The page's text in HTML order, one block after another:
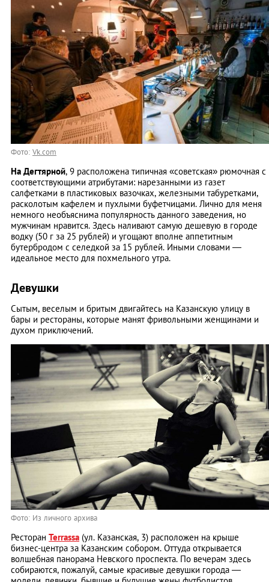
Фото: Vk.com
На Дегтярной, 9 расположена типичная «советская» рюмочная с
соответствующими атрибутами: нарезанными из газет
салфетками в пластиковых вазочках, железными табуретками,
расколотым кафелем и пухлыми буфетчицами. Лично для меня
немного необъяснима популярность данного заведения, но
мужчинам нравится. Здесь наливают самую дешевую в городе
водку (50 г за 25 рублей) и угощают вполне аппетитным
бутербродом с селедкой за 15 рублей. Иными словами —
идеальное место для похмельного утра.
Девушки
Сытым, веселым и бритым двигайтесь на Казанскую улицу в
бары и рестораны, которые манят фривольными женщинами и
духом приключений.
Фото: Из личного архива
Ресторан Terrassa (ул. Казанская, 3) расположен на крыше
бизнес-центра за Казанским собором. Оттуда открывается
волшебная панорама Невского проспекта. По вечерам здесь
собираются, пожалуй, самые красивые девушки города —